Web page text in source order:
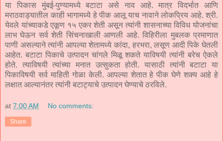
या पिकास मुंबई-पुण्यामध्ये बटाटा असे नाव आहे. मात्र विदर्भात आणि
मराठवाड्यातील काही भागामध्ये हे पीक आलू याच नावाने लोकप्रिय आहे. श्री.
येवले यांच्याकडे एकूण १५ एकर शेती असून त्यांनी शासनाच्या विविध योजनांचा
लाभ घेऊन सर्व शेती सिंचनाखाली आणली आहे. विहिरीला मुबलक प्रमाणात
पाणी असल्याने त्यांनी आपल्या शेतामध्ये कांदा, हरभरा, लसूण आदी पिके घेतली
आहेत. बटाटा पिकाचे उत्पादन चांगले मिळू शकते याविषयी त्यांनी बरेच ऐकले
होते. त्याविषयी त्यांच्या मनात उत्सुकता होती. यासाठी त्यांनी बटाटा या
पिकाविषयी सर्व माहिती गोळा केली. आपल्या शेतात हे पीक घेणे शक्य आहे हे
लक्षात आल्यानंतर त्यांनी बटाट्याचे उत्पादन घेण्याचे ठरविले.
at 7:00 AM No comments:
Share